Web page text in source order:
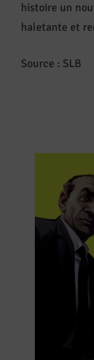
histoire un
haletante et
Source : SLB